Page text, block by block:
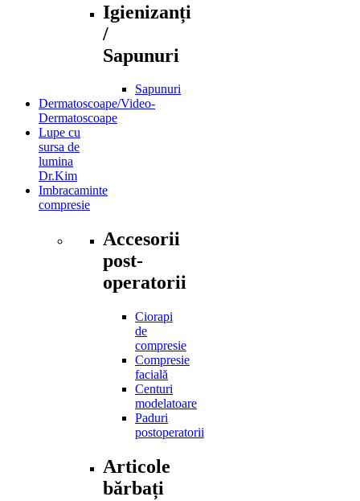
Igienizanți
/
Sapunuri
Sapunuri
Dermatoscoape/Video-
Dermatoscoape
Lupe cu
sursa de
lumina
Dr.Kim
Imbracaminte
compresie
Accesorii
post-
operatorii
Ciorapi
de
compresie
Compresie
facială
Centuri
modelatoare
Paduri
postoperatorii
Articole
bărbați